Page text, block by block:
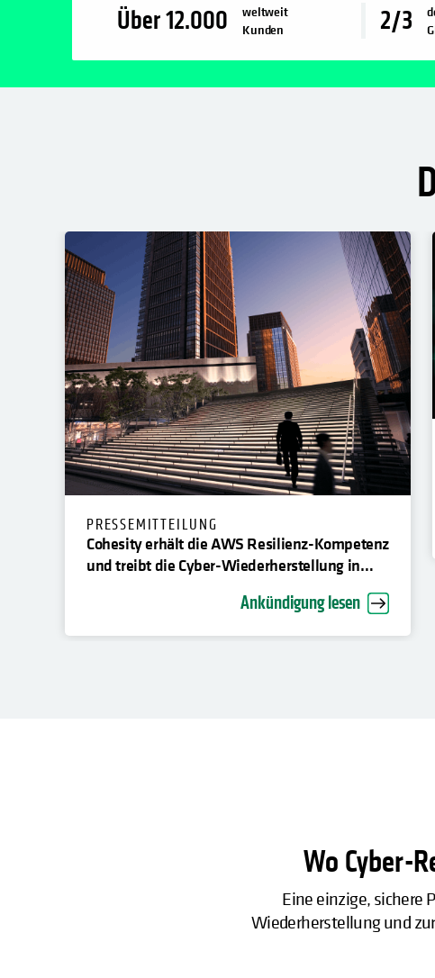
Über12.000
weltweit
Kunden
2/3
PRESSEMITTEILUNG
Cohesity erhält die AWS Resilienz-Kompetenz
und treibt die Cyber-Wiederherstellung in
Ankündigung lesen
Wo Cyber-
Eine einzige, sichere
Wiederherstellung und